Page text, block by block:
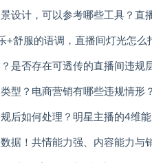
设计，可以参考哪些工具？直
+舒服的语调，直播间灯光怎么
是否存在可透传的直播间违规
型？电商营销有哪些违规情形
后如何处理？明星主播的4维
据！共情能力强、内容能力与